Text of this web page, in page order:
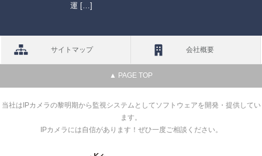
運 […]
サイトマップ 会社概要
▲ PAGE TOP
当社はIPカメラの黎明期から監視システムとしてソフトウェアを開発・提供してい
ます。
IPカメラには自信があります！ぜひ一度ご相談ください。